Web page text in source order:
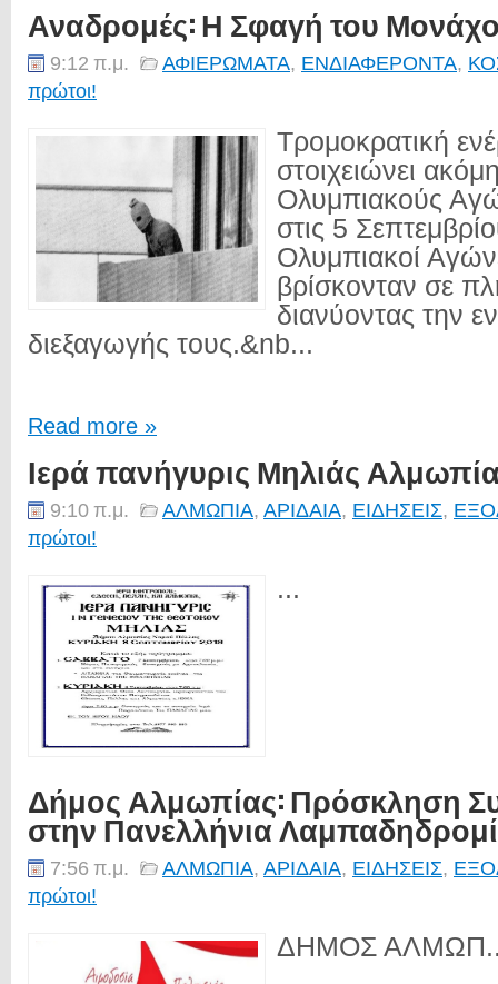
Αναδρομές: Η Σφαγή του
9:12 π.μ. ΑΦΙΕΡΩΜΑΤΑ, ΕΝΔΙΑΦΕΡΟΝΤΑ,
πρώτοι!
Τρομοκρατική
στοιχειώνει
Ολυμπιακούς
στις 5
Ολυμπιακοί
βρίσκονταν σε
διανύοντας την
διεξαγωγής τους.&nb...
Read more »
Ιερά πανήγυρις Μηλιάς
9:10 π.μ. ΑΛΜΩΠΙΑ, ΑΡΙΔΑΙΑ, ΕΙΔΗΣΕΙΣ,
πρώτοι!
...
Δήμος Αλμωπίας: Πρόσκληση
στην Πανελλήνια
7:56 π.μ. ΑΛΜΩΠΙΑ, ΑΡΙΔΑΙΑ, ΕΙΔΗΣΕΙΣ,
πρώτοι!
ΔΗΜΟΣ